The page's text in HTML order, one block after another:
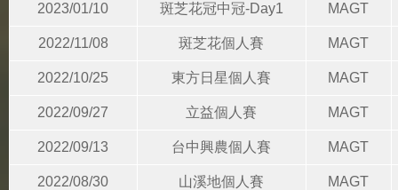
2023/01/10 斑芝花冠中冠-Day1 MAGT
2022/11/08 斑芝花個人賽 MAGT
2022/10/25 東方日星個人賽 MAGT
2022/09/27 立益個人賽 MAGT
2022/09/13 台中興農個人賽 MAGT
2022/08/30 山溪地個人賽 MAGT